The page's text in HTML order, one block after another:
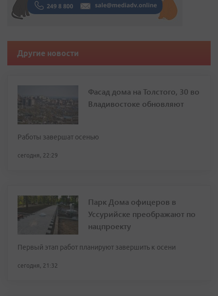
Другие новости
Фасад дома на Толстого, 30 во
Владивостоке обновляют
Работы завершат осенью
сегодня, 22:29
Парк Дома офицеров в
Уссурийске преображают по
нацпроекту
Первый этап работ планируют завершить к осени
сегодня, 21:32